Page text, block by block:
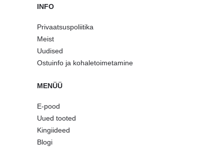
INFO
Privaatsuspoliitika
Meist
Uudised
Ostuinfo ja kohaletoimetamine
MENÜÜ
E-pood
Uued tooted
Kingiideed
Blogi